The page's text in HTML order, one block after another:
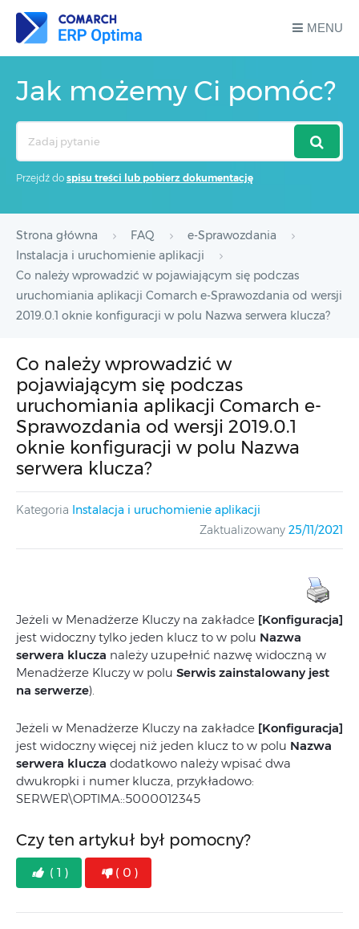
MENU
Jak możemy Ci pomóc?
Przejdź do spisu treści lub pobierz dokumentację
Strona główna FAQ
e-Sprawozdania
Instalacja i uruchomienie aplikacji
Co należy wprowadzić w pojawiającym się podczas
uruchomiania aplikacji Comarch e-Sprawozdania od wersji
2019.0.1 oknie konfiguracji w polu Nazwa serwera klucza?
Co należy wprowadzić w
pojawiającym się podczas
uruchomiania aplikacji Comarch e-
Sprawozdania od wersji 2019.0.1
oknie konfiguracji w polu Nazwa
serwera klucza?
Kategoria Instalacja i uruchomienie aplikacji
Zaktualizowany 25/11/2021
Jeżeli w Menadżerze Kluczy na zakładce [Konfiguracja]
jest widoczny tylko jeden klucz to w polu Nazwa
serwera klucza należy uzupełnić nazwę widoczną w
Menadżerze Kluczy w polu Serwis zainstalowany jest
na serwerze).
Jeżeli w Menadżerze Kluczy na zakładce [Konfiguracja]
jest widoczny więcej niż jeden klucz to w polu Nazwa
serwera klucza dodatkowo należy wpisać dwa
dwukropki i numer klucza, przykładowo:
SERWER\OPTIMA::5000012345
Czy ten artykuł był pomocny?
( 1 ) ( 0 )